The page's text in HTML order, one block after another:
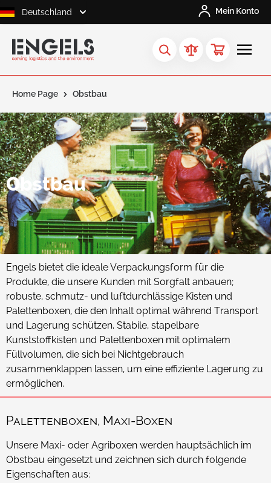
Skip to Content
Deutschland Mein Konto
Home Page Obstbau
Request
a Quote
Obstbau
Engels bietet die ideale Verpackungsform für die
Produkte, die unsere Kunden mit Sorgfalt anbauen;
robuste, schmutz- und luftdurchlässige Kisten und
Palettenboxen, die den Inhalt optimal während Transport
und Lagerung schützen. Stabile, stapelbare
Kunststoffkisten und Palettenboxen mit optimalem
Füllvolumen, die sich bei Nichtgebrauch
zusammenklappen lassen, um eine effiziente Lagerung zu
ermöglichen.
Palettenboxen, Maxi-Boxen
Unsere Maxi- oder Agriboxen werden hauptsächlich im
Obstbau eingesetzt und zeichnen sich durch folgende
Eigenschaften aus: